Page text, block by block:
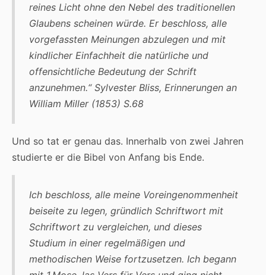
reines Licht ohne den Nebel des traditionellen
Glaubens scheinen würde. Er beschloss, alle
vorgefassten Meinungen abzulegen und mit
kindlicher Einfachheit die natürliche und
offensichtliche Bedeutung der Schrift
anzunehmen.“ Sylvester Bliss, Erinnerungen an
William Miller (1853) S.68
Und so tat er genau das. Innerhalb von zwei Jahren
studierte er die Bibel von Anfang bis Ende.
Ich beschloss, alle meine Voreingenommenheit
beiseite zu legen, gründlich Schriftwort mit
Schriftwort zu vergleichen, und dieses
Studium in einer regelmäßigen und
methodischen Weise fortzusetzen. Ich begann